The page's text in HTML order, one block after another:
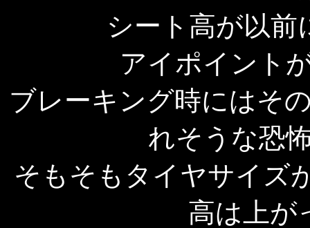
シート高が以前
アイポイント
ブレーキング時にはそ
れそうな恐
そもそもタイヤサイズ
高は上が